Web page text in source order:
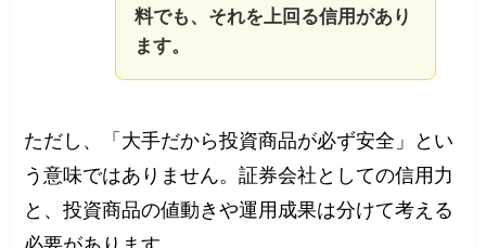
料でも、それを上回る信用があり
ます。
ただし、「大手だから投資商品が必ず安全」とい
う意味ではありません。証券会社としての信用力
と、投資商品の値動きや運用成果は分けて考える